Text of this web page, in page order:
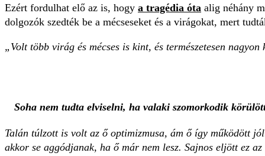
Ezért fordulhat elő az is, hogy a tragédia óta alig néhány
dolgozók szedték be a mécseseket és a virágokat, mert
„Volt több virág és mécses is kint, és természetesen
Soha nem tudta elviselni, ha valaki szomorkodik
Talán túlzott is volt az ő optimizmusa, ám ő így működött
akkor se aggódjanak, ha ő már nem lesz. Sajnos eljött ez